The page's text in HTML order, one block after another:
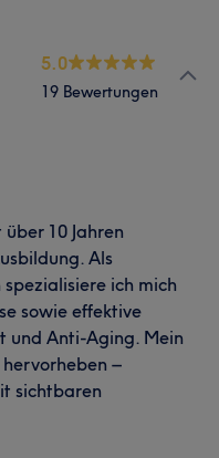
5.0
19 Bewertungen
10 Jahren
Als
ich mich
sowie effektive
und Anti-Aging. Mein
–
sichtbaren